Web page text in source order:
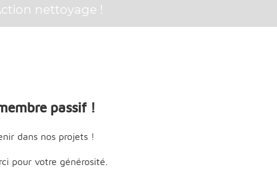
nettoyage !
passif !
dans nos projets !
pour votre générosité.